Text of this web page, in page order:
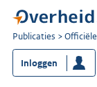
U
bent
nu
hier:
Publicaties
Inloggen